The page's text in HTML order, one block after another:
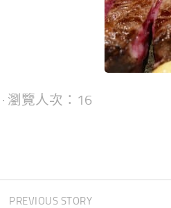
· 瀏覽人次：16
PREVIOUS STORY